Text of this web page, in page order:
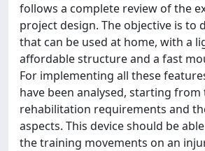
follows a complete review of the
project design. The objective is to
that can be used at home, with a
affordable structure and a fast
For implementing all these
have been analysed, starting from
rehabilitation requirements and
aspects. This device should be
the training movements on an